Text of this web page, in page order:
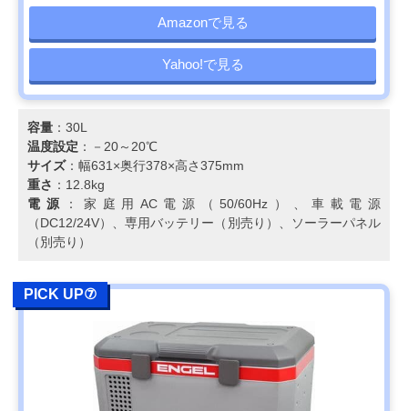
Amazonで見る
Yahoo!で見る
容量 ：30L
温度設定 ：－20～20℃
サイズ：幅631×奥行378×高さ375mm
重さ ：12.8kg
電源
：家庭用AC電源（50/60Hz）、車載電源
（DC12/24V）、専用バッテリー（別売り）、ソーラーパネル
（別売り）
PICK UP⑦